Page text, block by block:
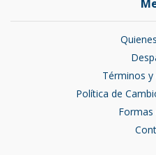
Términos
Política de
Formas